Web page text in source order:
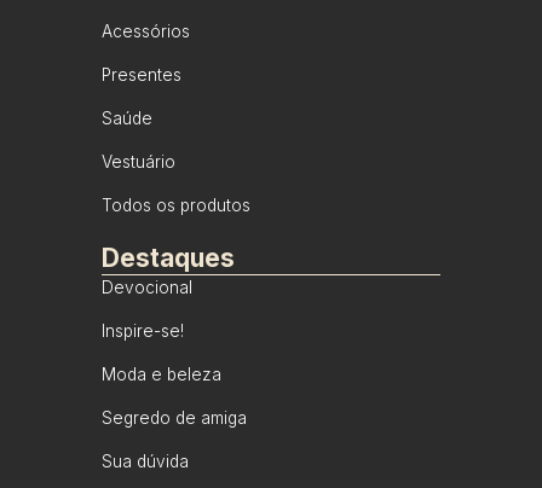
Acessórios
Presentes
Saúde
Vestuário
Todos os produtos
Destaques
Devocional
Inspire-se!
Moda e beleza
Segredo de amiga
Sua dúvida